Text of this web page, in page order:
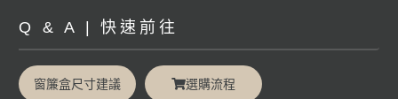
Q & A | 快速前往
窗簾盒尺寸建議 選購流程